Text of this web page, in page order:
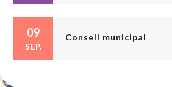
09
SEP.
Conseil municipal